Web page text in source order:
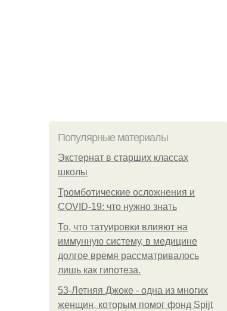
Популярные материалы
Экстернат в старших классах
школы
Тромботические осложнения и
COVID-19: что нужно знать
То, что татуировки влияют на
иммунную систему, в медицине
долгое время рассматривалось
лишь как гипотеза.
53-Летняя Джоке - одна из многих
женщин, которым помог фонд Spijt